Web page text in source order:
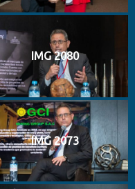
IMG 2080
IMG 2073